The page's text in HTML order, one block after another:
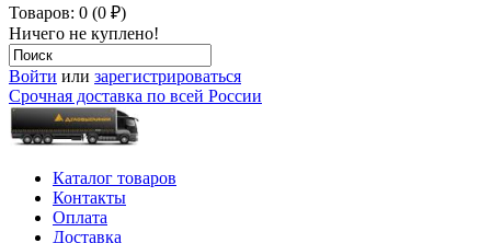
Товаров: 0 (0 ₽)
Ничего не куплено!
Войти или зарегистрироваться
Срочная доставка по всей России
Каталог товаров
Контакты
Оплата
Доставка